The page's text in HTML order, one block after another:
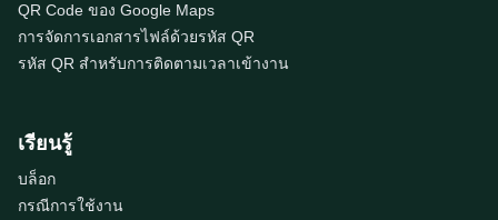
QR Code ของ Google Maps
การจัดการเอกสารไฟล์ด้วยรหัส QR
รหัส QR สำหรับการติดตามเวลาเข้างาน
เรียนรู้
บล็อก
กรณีการใช้งาน